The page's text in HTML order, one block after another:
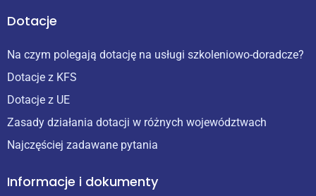
Dotacje
Na czym polegają dotację na usługi szkoleniowo-doradcze?
Dotacje z KFS
Dotacje z UE
Zasady działania dotacji w różnych województwach
Najczęściej zadawane pytania
Informacje i dokumenty